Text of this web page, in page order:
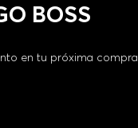
BOSS
en tu próxima compra